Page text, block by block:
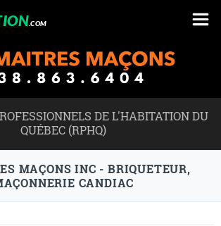
.COM
DE L'HABITATION DU
QUÉBEC (RPHQ)
MAÇONS INC - BRIQUETEUR,
CANDIAC